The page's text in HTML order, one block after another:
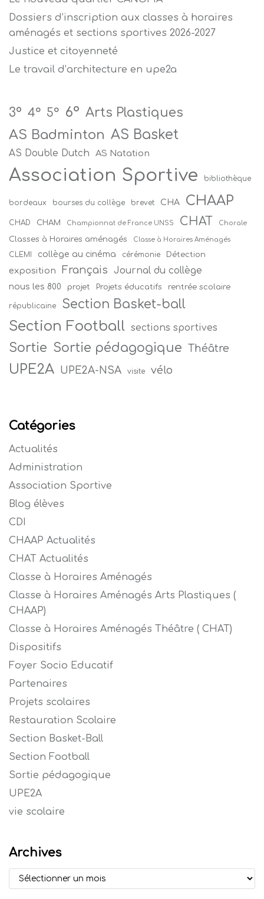
Dossiers d’inscription aux classes à horaires
aménagés et sections sportives 2026-2027
Justice et citoyenneté
Le travail d’architecture en upe2a
3° 4° 5° 6° Arts Plastiques
AS Badminton AS Basket
AS Double Dutch AS Natation
Association Sportive bibliothèque
bordeaux bourses du collège brevet CHA CHAAP
CHAD CHAM Championnat de France UNSS CHAT Chorale
Classes à Horaires aménagés Classe à Horaires Aménagés
CLEMI collège au cinéma cérémonie Détection
exposition Français Journal du collège
nous les 800 projet Projets éducatifs rentrée scolaire
républicaine Section Basket-ball
Section Football sections sportives
Sortie Sortie pédagogique Théâtre
UPE2A UPE2A-NSA visite vélo
Catégories
Actualités
Administration
Association Sportive
Blog élèves
CDI
CHAAP Actualités
CHAT Actualités
Classe à Horaires Aménagés
Classe à Horaires Aménagés Arts Plastiques (
CHAAP)
Classe à Horaires Aménagés Théâtre ( CHAT)
Dispositifs
Foyer Socio Educatif
Partenaires
Projets scolaires
Restauration Scolaire
Section Basket-Ball
Section Football
Sortie pédagogique
UPE2A
vie scolaire
Archives